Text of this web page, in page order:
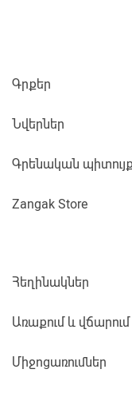
Գրքեր
Նվերներ
Գրենական
Zangak Store
Հեղինակներ
Առաքում և վճարում
Միջոցառումներ